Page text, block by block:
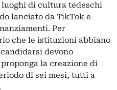
di cultura tedeschi
lanciato da TikTok e
Per
che le istituzioni abbiano
devono
la creazione di
di sei mesi, tutti a